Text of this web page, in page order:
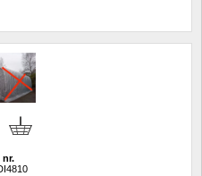
nr.